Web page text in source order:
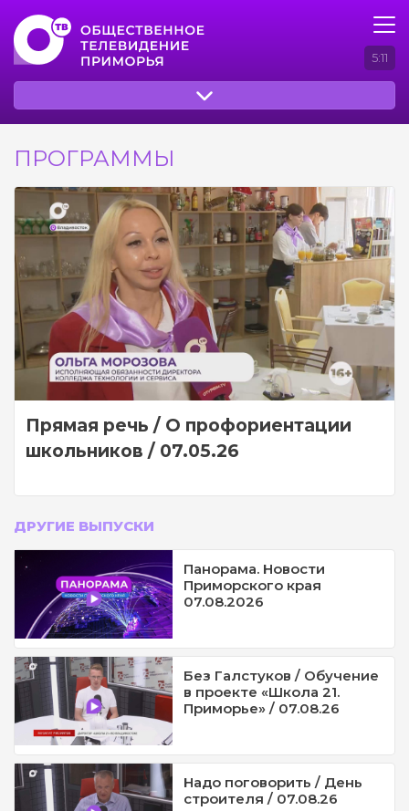
5:11
ПРОГРАММЫ
Прямая речь / О профориентации
школьников / 07.05.26
ДРУГИЕ ВЫПУСКИ
Панорама. Новости
Приморского края
07.08.2026
Без Галстуков / Обучение
в проекте «Школа 21.
Приморье» / 07.08.26
Надо поговорить / День
строителя / 07.08.26